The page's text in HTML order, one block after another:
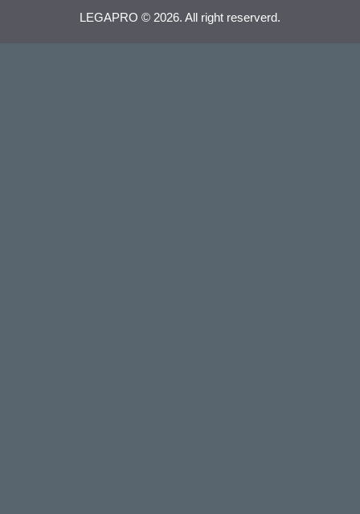
LEGAPRO © 2026. All right reserverd.